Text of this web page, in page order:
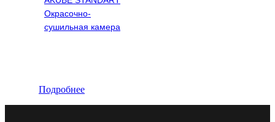
Окрасочно-
сушильная камера
Подробнее